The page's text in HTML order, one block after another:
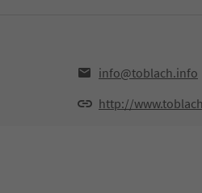
info@toblach.info
http://